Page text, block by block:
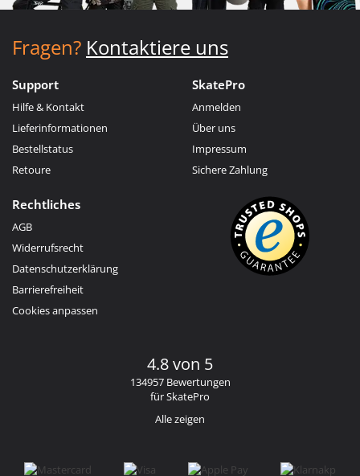
Fragen? Kontaktiere uns
Support
Hilfe & Kontakt
Lieferinformationen
Bestellstatus
Retoure
SkatePro
Anmelden
Über uns
Impressum
Sichere Zahlung
Rechtliches
AGB
Widerrufsrecht
Datenschutzerklärung
Barrierefreiheit
Cookies anpassen
4.8 von 5
134957 Bewertungen
für SkatePro
Alle zeigen